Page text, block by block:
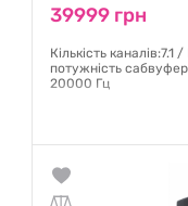
39999 грн
Кількість
потужність
20000 Гц